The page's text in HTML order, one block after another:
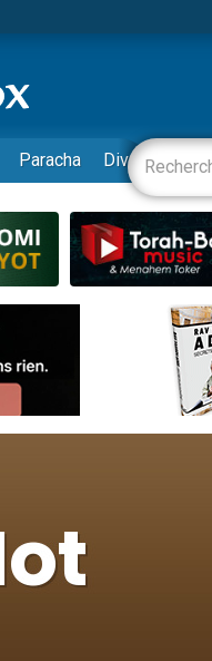
les Enfants
insalubre
Paracha